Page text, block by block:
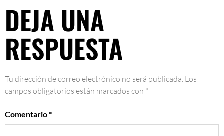
DEJA UNA
RESPUESTA
Tu dirección de correo electrónico no será publicada. Los
campos obligatorios están marcados con *
Comentario*